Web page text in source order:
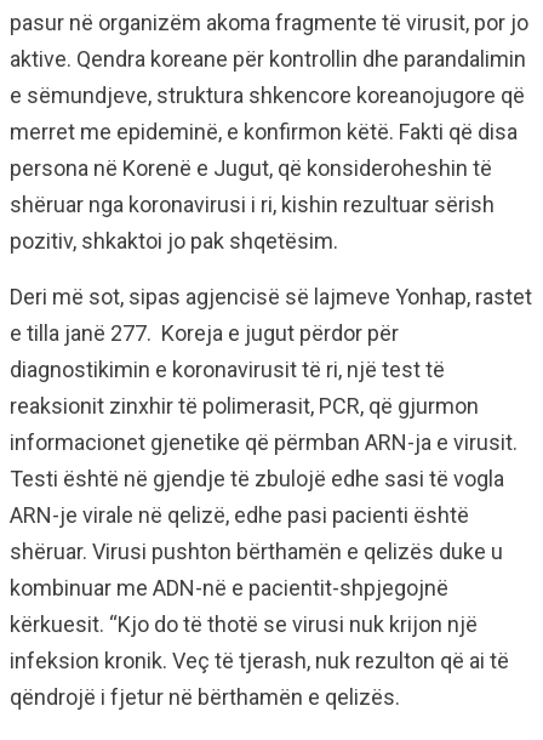
pasur në organizëm akoma fragmente të virusit, por jo
aktive. Qendra koreane për kontrollin dhe parandalimin
e sëmundjeve, struktura shkencore koreanojugore që
merret me epideminë, e konfirmon këtë. Fakti që disa
persona në Korenë e Jugut, që konsideroheshin të
shëruar nga koronavirusi i ri, kishin rezultuar sërish
pozitiv, shkaktoi jo pak shqetësim.
Deri më sot, sipas agjencisë së lajmeve Yonhap, rastet
e tilla janë 277. Koreja e jugut përdor për
diagnostikimin e koronavirusit të ri, një test të
reaksionit zinxhir të polimerasit, PCR, që gjurmon
informacionet gjenetike që përmban ARN-ja e virusit.
Testi është në gjendje të zbulojë edhe sasi të vogla
ARN-je virale në qelizë, edhe pasi pacienti është
shëruar. Virusi pushton bërthamën e qelizës duke u
kombinuar me ADN-në e pacientit-shpjegojnë
kërkuesit. “Kjo do të thotë se virusi nuk krijon një
infeksion kronik. Veç të tjerash, nuk rezulton që ai të
qëndrojë i fjetur në bërthamën e qelizës.